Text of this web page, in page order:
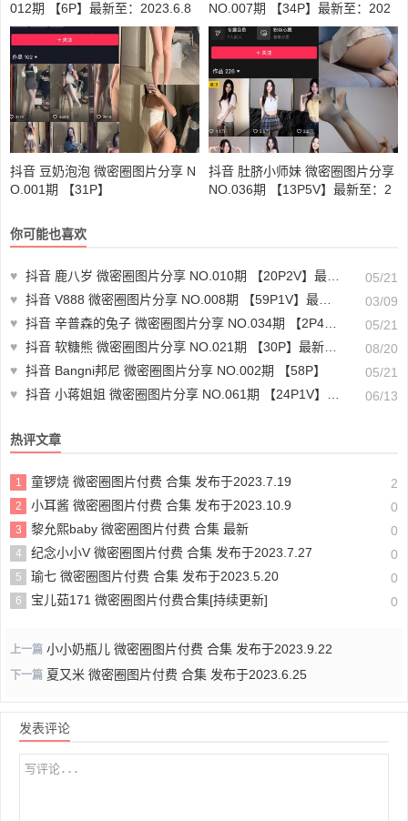
012期 【6P】最新至：2023.6.8
NO.007期 【34P】最新至：202
3.11.18
抖音 豆奶泡泡 微密圈图片分享 N
O.001期 【31P】
抖音 肚脐小师妹 微密圈图片分享
NO.036期 【13P5V】最新至：2
你可能也喜欢
♥ 抖音 鹿八岁 微密圈图片分享 NO.010期 【20P2V】最新至：2023.6.1
05/21
♥ 抖音 V888 微密圈图片分享 NO.008期 【59P1V】最新至：2025.3.2
03/09
♥ 抖音 辛普森的兔子 微密圈图片分享 NO.034期 【2P4V】最新至：2023.8.10
05/21
♥ 抖音 软糖熊 微密圈图片分享 NO.021期 【30P】最新至：2024.8.18
08/20
♥ 抖音 Bangni邦尼 微密圈图片分享 NO.002期 【58P】
05/21
♥ 抖音 小蒋姐姐 微密圈图片分享 NO.061期 【24P1V】最新至：2024.6.13 06/13
热评文章
1 童锣烧 微密圈图片付费 合集 发布于2023.7.19 2
2 小耳酱 微密圈图片付费 合集 发布于2023.10.9 0
3 黎允熙baby 微密圈图片付费 合集 最新 0
4 纪念小小V 微密圈图片付费 合集 发布于2023.7.27 0
5 瑜七 微密圈图片付费 合集 发布于2023.5.20 0
6 宝儿茹171 微密圈图片付费合集[持续更新] 0
上一篇 小小奶瓶儿 微密圈图片付费 合集 发布于2023.9.22
下一篇 夏又米 微密圈图片付费 合集 发布于2023.6.25
发表评论